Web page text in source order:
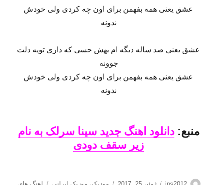
عشق یعنی همه بفهمن برای اون چه کردی ولی خودش
ندونه
عشق یعنی صد ساله دیگه ام بهش حسی که داری تویه دلت
جوونه
عشق یعنی همه بفهمن برای اون چه کردی ولی خودش
ندونه
منبع:دانلود اهنگ جدید سینا سرلک به نام
زیر سقف دودی
نویسنده ارسال دسته‌ها برچسب‌ها